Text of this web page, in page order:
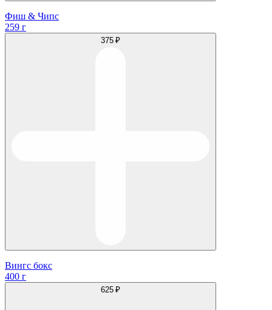
Фиш & Чипс
259 г
375 ₽
Вингс бокс
400 г
625 ₽